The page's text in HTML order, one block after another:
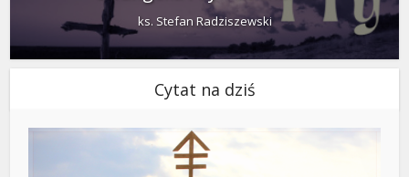
ks. Stefan Radziszewski
Cytat na dziś